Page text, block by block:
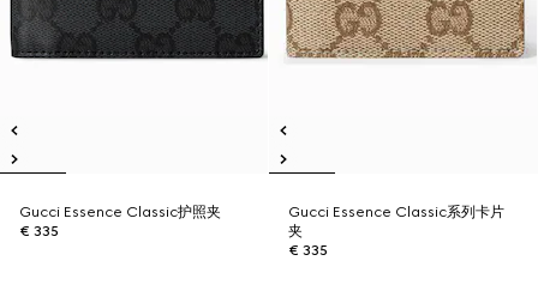
Gucci Essence Classic护照夹
€ 335
Gucci Essence Classic系列卡片
夹
€ 335